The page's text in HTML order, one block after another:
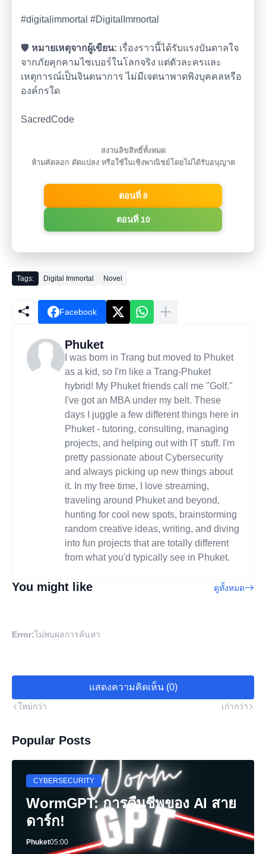
#digitalimmortal #DigitalImmortal
🛡️ หมายเหตุจากผู้เขียน: เรื่องราวนี้ได้รับแรงบันดาลใจ
จากภัยคุกคามไซเบอร์ในโลกจริง แต่ตัวละครและ
เหตุการณ์เป็นจินตนาการ ไม่มีเจตนาพาดพิงบุคคลหรือ
องค์กรใด
SacredCode
สงวนลิขสิทธิ์ทั้งหมด
ห้ามคัดลอก ดัดแปลง หรือใช้ในเชิงพาณิชย์โดยไม่ได้รับอนุญาต
ตอนที่ 8
ตอนที่ 10
Tags: Digital Immortal Novel
Facebook
Phuket
I was born in Trang but moved to Phuket
as a kid, so I'm like a Trang-Phuket
hybrid! My Phuket friends call me "Golf."
I've got an MBA under my belt. These
days I juggle a few different things here in
Phuket - tutoring, consulting, managing
projects, and helping out with IT stuff. I'm
pretty passionate about Cybersecurity
and always picking up new things about
it. In my free time, I love streaming,
traveling around Phuket and beyond,
hunting for cool new spots, brainstorming
random creative ideas, writing, and diving
into fun projects that are totally different
from what you'd typically see in Phuket.
You might like ดูทั้งหมด
Error:ไม่พบผลการค้นหา
แสดงความคิดเห็น (0)
ใหม่กว่า เก่ากว่า
Popular Posts
CYBERSECURITY
WormGPT: การคืนชีพของ AI สาย
ดาร์ก!
Phuket05:00